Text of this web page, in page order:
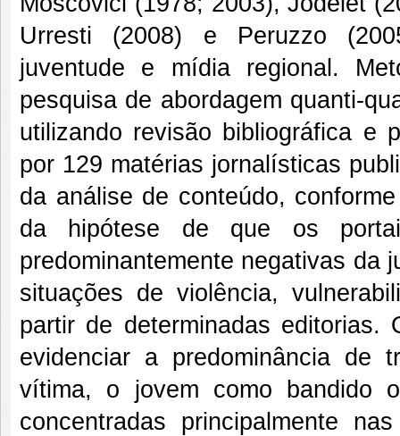
Urresti (2008) e Peruzzo
juventude e mídia regional.
pesquisa de abordagem quanti-
utilizando revisão bibliográfica e
por 129 matérias jornalísticas
da análise de conteúdo,
da hipótese de que os
predominantemente negativas da
situações de violência,
partir de determinadas editorias.
evidenciar a predominância de
vítima, o jovem como bandido
concentradas principalmente